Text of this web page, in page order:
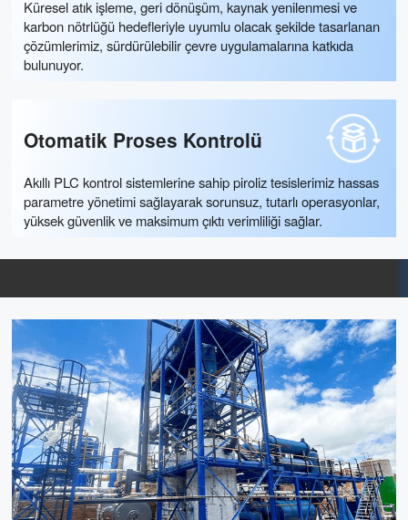
Küresel atık işleme, geri dönüşüm, kaynak yenilenmesi ve
karbon nötrlüğü hedefleriyle uyumlu olacak şekilde tasarlanan
çözümlerimiz, sürdürülebilir çevre uygulamalarına katkıda
bulunuyor.
Otomatik Proses Kontrolü
Akıllı PLC kontrol sistemlerine sahip piroliz tesislerimiz hassas
parametre yönetimi sağlayarak sorunsuz, tutarlı operasyonlar,
yüksek güvenlik ve maksimum çıktı verimliliği sağlar.